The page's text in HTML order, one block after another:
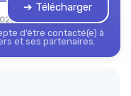
➔ Télécharger
d’être contacté(e) à
et ses partenaires.